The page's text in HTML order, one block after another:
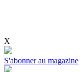
X
S'abonner au magazine